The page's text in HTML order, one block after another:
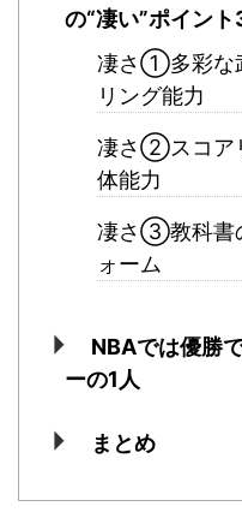
の“凄い”ポイント
凄さ①多彩な
リング能力
凄さ②スコア
体能力
凄さ③教科書
ォーム
NBAでは優勝
ーの1人
まとめ